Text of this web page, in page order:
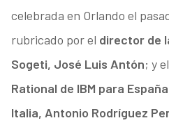
celebrada en Orlando el
rubricado por el director de
Sogeti, José Luis Antón; y el
Rational de IBM para
Italia, Antonio Rodríguez